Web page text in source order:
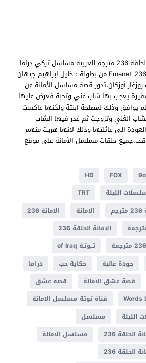
شاهد مسلسل الأمانة الحلقة 236 مترجم للعربية مسلسل تركي دراما
مسلسل الأمانة الحلقة 236 Emanet من بطولة : خليل إبراهيم جيهان
روزغار أوزكان،تدور قصة مسلسل الأمانة عن
يعجب بها شاب غني وتحبة فعرض عليها
يوافق وذلك لمصلحة ابنتة ولكنها عاكست
الغني وتزوجت ثم غدر فيها الشاب
الى عائلتها وذلك لانها هربت منهم
حلقات مسلسل الأمانة على موقع
FOX
HD
TRT
الامانة
الامانة 236
الامانة الحلقة 236
تــوتـة of Iraq
جودة عالية حكاية حب
دراما
قصة عشق الأمانة
قصه عشق
قناة توتة مسلسل الامانة
الليلة
مسلسل
236
مسلسل الامانة
236